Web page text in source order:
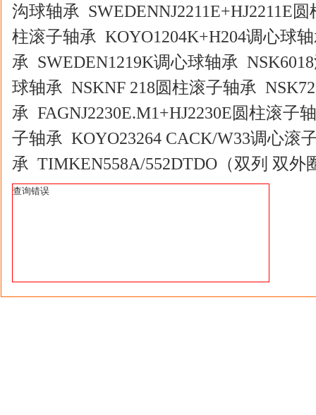
沟球轴承 SWEDENNJ2211E+HJ2211E
柱滚子轴承 KOYO1204K+H204调心球
承 SWEDEN1219K调心球轴承
球轴承 NSKNF 218圆柱滚子轴承
承 FAGNJ2230E.M1+HJ2230E圆柱滚子
子轴承 KOYO23264 CACK/W33调心滚
承 TIMKEN558A/552DTDO（双列 双外
查询错误